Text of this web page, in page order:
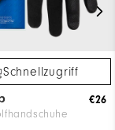
Schnellzugriff
€26